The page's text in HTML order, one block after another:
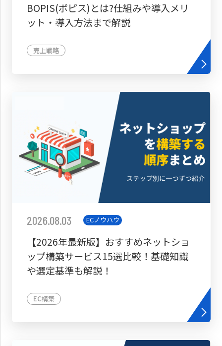
BOPIS(ボピス)とは?仕組みや導入メリ
ット・導入方法まで解説
売上戦略
2026.08.03 ECノウハウ
【2026年最新版】おすすめネットショ
ップ構築サービス15選比較！基礎知識
や選定基準も解説！
EC構築